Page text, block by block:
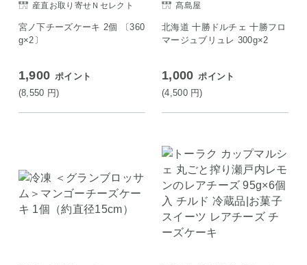
産直お取り寄せＮセレクト
宮ノ下チーズケーキ 2個 〔360
g×2〕
1,900 ポイント
(8,550 円)
髙島屋
北海道 十勝ドルチェ 十勝フロ
マージュブリュレ 300g×2
1,000 ポイント
(4,500 円)